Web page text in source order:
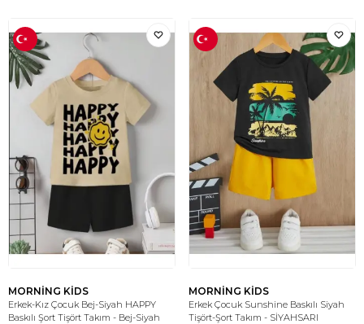
MORNİNG KİDS
Erkek-Kız Çocuk Bej-Siyah HAPPY
Baskılı Şort Tişört Takım - Bej-Siyah
MORNİNG KİDS
Erkek Çocuk Sunshine Baskılı Siyah
Tişört-Şort Takım - SİYAHSARI